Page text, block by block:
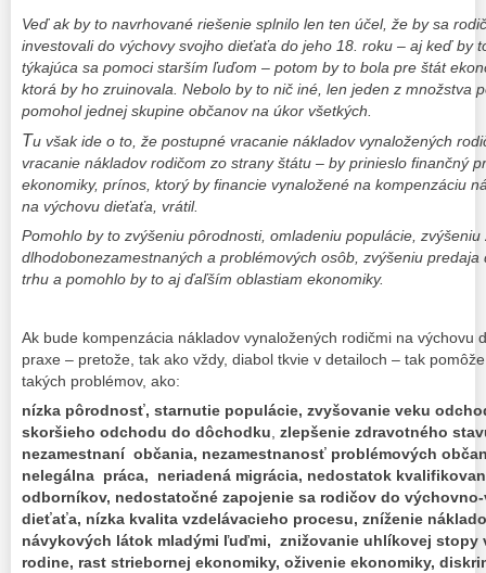
Veď ak by to navrhované riešenie splnilo len ten účel, že by sa
investovali do výchovy svojho dieťaťa do jeho 18. roku – aj keď by
týkajúca sa pomoci starším ľuďom – potom by to bola pre štát
ktorá by ho zruinovala. Nebolo by to nič iné, len jeden z množstva
pomohol jednej skupine občanov na úkor všetkých.
Tu však ide o to, že postupné vracanie nákladov vynaložených
vracanie nákladov rodičom zo strany štátu – by prinieslo finančný
ekonomiky, prínos, ktorý by financie vynaložené na kompenzáciu
na výchovu dieťaťa, vrátil.
Pomohlo by to zvýšeniu pôrodnosti, omladeniu populácie, zvýšeniu
dlhodobonezamestnaných a problémových osôb, zvýšeniu
trhu a pomohlo by to aj ďaľším oblastiam ekonomiky.
Ak bude kompenzácia nákladov vynaložených rodičmi na výchovu
praxe – pretože, tak ako vždy, diabol tkvie v detailoch – tak
takých problémov, ako:
nízka pôrodnosť, starnutie populácie, zvyšovanie veku
skoršieho odchodu do dôchodku zlepšenie zdravotného
nezamestnaní občania, nezamestnanosť problémových
nelegálna práca, neriadená migrácia, nedostatok
odborníkov, nedostatočné zapojenie sa rodičov do
dieťaťa, nízka kvalita vzdelávacieho procesu, zníženie
návykových látok mladými ľuďmi, znižovanie uhlíkovej stopy
rodine, rast striebornej ekonomiky, oživenie ekonomiky,